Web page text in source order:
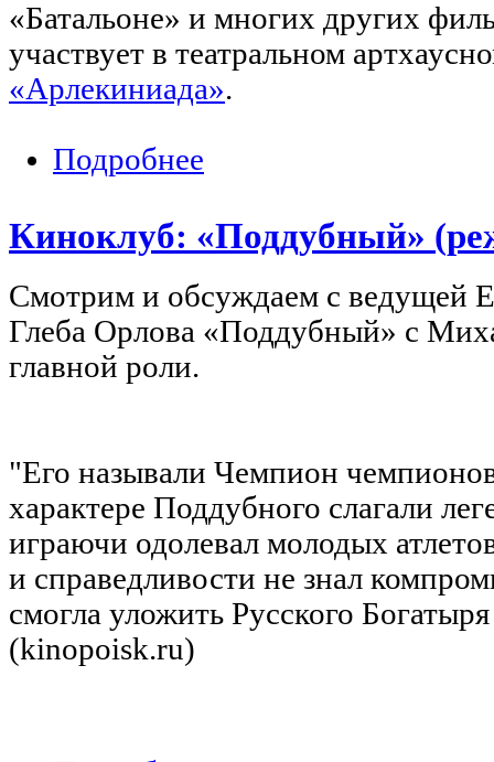
«Батальоне» и многих других
участвует в театральном
«Арлекиниада».
Подробнее
Киноклуб: «Поддубный»
Смотрим и обсуждаем с ведущей
Глеба Орлова «Поддубный» с
главной роли.
"Его называли Чемпион
характере Поддубного слагали
играючи одолевал молодых
и справедливости не знал
смогла уложить Русского
(kinopoisk.ru)